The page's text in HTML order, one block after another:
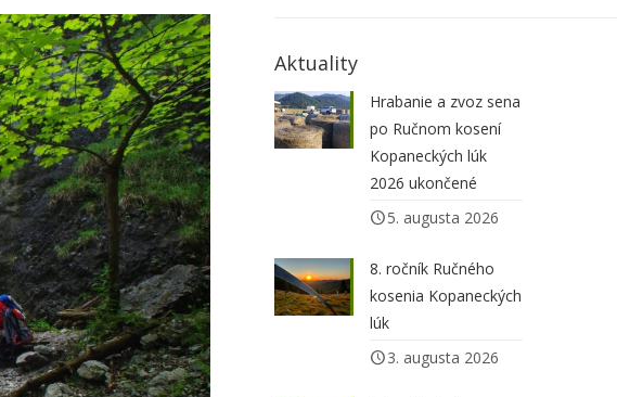
Aktuality
Hrabanie a zvoz sena
po Ručnom kosení
Kopaneckých lúk
2026 ukončené
5. augusta 2026
8. ročník Ručného
kosenia Kopaneckých
lúk
3. augusta 2026